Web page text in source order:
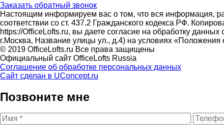
Заказать обратный звонок
Настоящим информируем вас о том, что вся информация,
соответствии со ст. 437.2 Гражданского кодекса РФ.
https://OfficeLofts.ru, вы даете согласие на обработку
г.Москва, Название улицы ул., д.4) на условиях
© 2019 OfficeLofts.ru Все права защищены
Официальный сайт OfficeLofts Russia
Соглашение об обработке персональных данных
Сайт сделан в UConcept.ru
Позвоните мне